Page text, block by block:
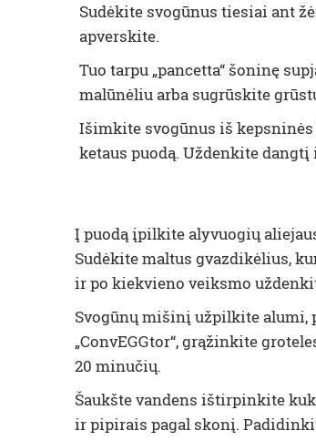
Sudėkite svogūnus tiesiai ant
apverskite.
Tuo tarpu „pancetta“ šoninę
malūnėliu arba sugrūskite
Išimkite svogūnus iš
ketaus puodą. Uždenkite
Į puodą įpilkite alyvuogių
Sudėkite maltus gvazdikėlius,
ir po kiekvieno veiksmo
Svogūnų mišinį užpilkite alumi,
„ConvEGGtor“, grąžinkite
20 minučių.
Šaukšte vandens ištirpinkite
ir pipirais pagal skonį.